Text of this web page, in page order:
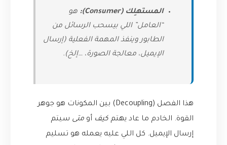
المستهلِك (Consumer):
هو
“العامل” اللي بيسحب الرسائل من
الطابور وينفذ المهمة الفعلية (إرسال
الإيميل، معالجة الصورة، …إلخ).
هذا الفصل (Decoupling) بين المكونات هو جوهر
القوة. الخادم ما عاد يهتم كيف أو متى سيتم
إرسال الإيميل. كل اللي عليه يعمله هو تسليم